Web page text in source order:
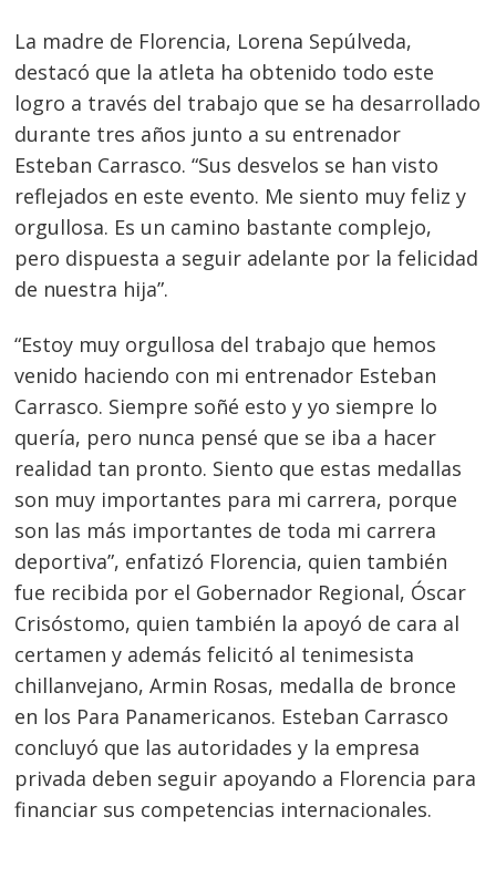
La madre de Florencia, Lorena Sepúlveda,
destacó que la atleta ha obtenido todo este
logro a través del trabajo que se ha desarrollado
durante tres años junto a su entrenador
Esteban Carrasco. “Sus desvelos se han visto
reflejados en este evento. Me siento muy feliz y
orgullosa. Es un camino bastante complejo,
pero dispuesta a seguir adelante por la felicidad
de nuestra hija”.
“Estoy muy orgullosa del trabajo que hemos
venido haciendo con mi entrenador Esteban
Carrasco. Siempre soñé esto y yo siempre lo
quería, pero nunca pensé que se iba a hacer
realidad tan pronto. Siento que estas medallas
son muy importantes para mi carrera, porque
son las más importantes de toda mi carrera
deportiva”, enfatizó Florencia, quien también
fue recibida por el Gobernador Regional, Óscar
Crisóstomo, quien también la apoyó de cara al
certamen y además felicitó al tenimesista
chillanvejano, Armin Rosas, medalla de bronce
en los Para Panamericanos. Esteban Carrasco
concluyó que las autoridades y la empresa
privada deben seguir apoyando a Florencia para
financiar sus competencias internacionales.
Navegación
de
entradas